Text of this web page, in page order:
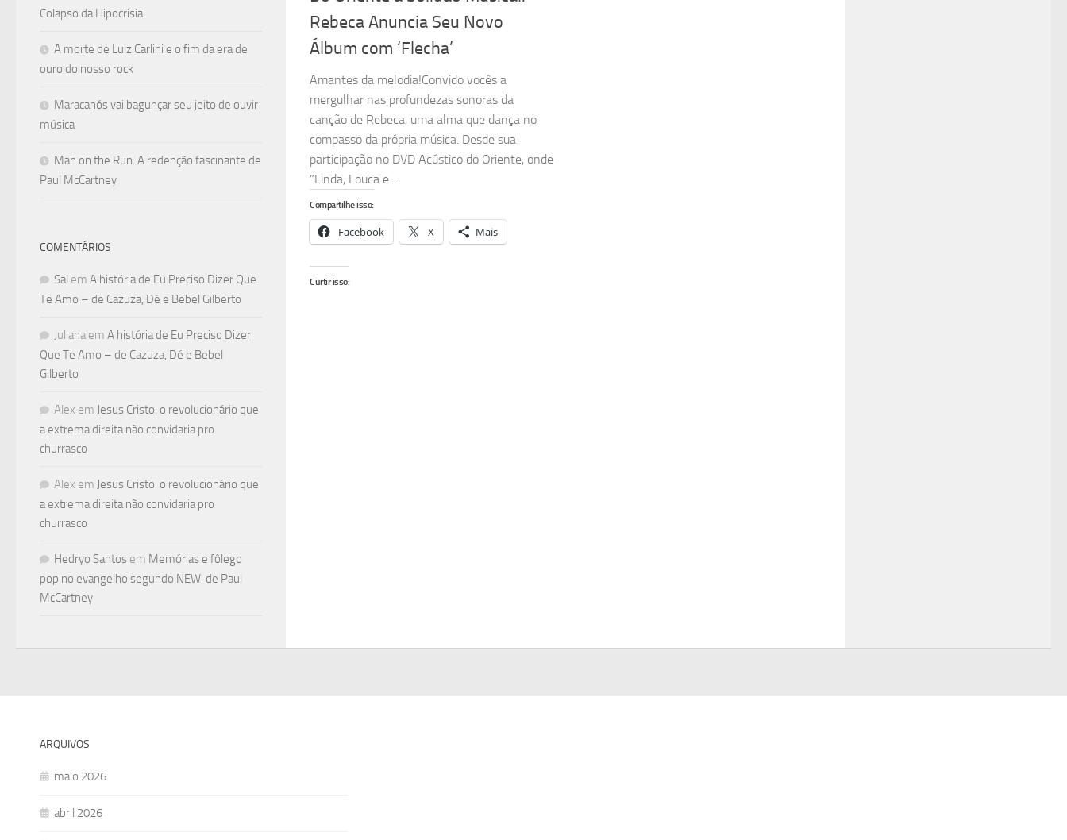
Rebeca Anuncia Seu Novo
Álbum com ‘Flecha’
Amantes da melodia!Convido vocês a
mergulhar nas profundezas sonoras da
canção de Rebeca, uma alma que dança no
compasso da própria música. Desde sua
participação no DVD Acústico do Oriente, onde
“Linda, Louca e...
Compartilhe isso:
Facebook X Mais
Curtir isso:
Colapso da Hipocrisia
A morte de Luiz Carlini e o fim da era de
ouro do nosso rock
Maracanós vai bagunçar seu jeito de ouvir
música
Man on the Run: A redenção fascinante de
Paul McCartney
COMENTÁRIOS
Sal em A história de Eu Preciso Dizer Que
Te Amo – de Cazuza, Dé e Bebel Gilberto
Juliana em A história de Eu Preciso Dizer
Que Te Amo – de Cazuza, Dé e Bebel
Gilberto
Alex em Jesus Cristo: o revolucionário que
a extrema direita não convidaria pro
churrasco
Alex em Jesus Cristo: o revolucionário que
a extrema direita não convidaria pro
churrasco
Hedryo Santos em Memórias e fôlego
pop no evangelho segundo NEW, de Paul
McCartney
ARQUIVOS
maio 2026
abril 2026